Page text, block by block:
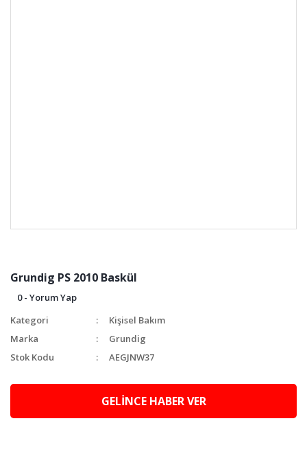
Grundig PS 2010 Baskül
0 - Yorum Yap
Kategori
Kişisel Bakım
Marka
Grundig
Stok Kodu
AEGJNW37
GELİNCE HABER VER